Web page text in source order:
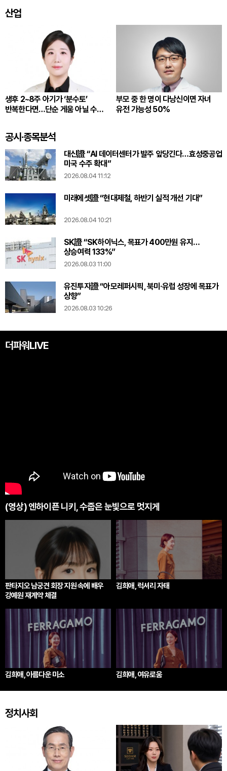
산업
생후 2~8주 아기가 ‘분수토’
반복한다면…단순 게움 아닐 수
부모 중 한 명이 다낭신이면 자녀
유전 가능성 50%
공시·종목분석
대신證 “AI 데이터센터가 발주 앞당긴다…효성중공업
미국 수주 확대”
2026.08.04 11:12
미래에셋證 “현대제철, 하반기 실적 개선 기대”
2026.08.04 10:21
SK證 “SK하이닉스, 목표가 400만원 유지…
상승여력 133%”
2026.08.03 11:00
유진투자證 “아모레퍼시픽, 북미·유럽 성장에 목표가
상향”
2026.08.03 10:26
더파워LIVE
(영상) 엔하이픈 니키, 수줍은 눈빛으로 멋지게
판타지오 남궁견 회장 지원 속에 배우
강예원 재계약 체결
김희애, 럭셔리 자태
김희애, 아름다운 미소 김희애, 여유로움
정치사회